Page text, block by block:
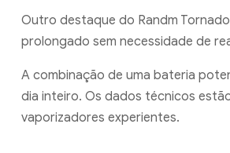
Outro destaque do Randm
prolongado sem necessidade de
A combinação de uma bateria
dia inteiro. Os dados técnicos
vaporizadores experientes.